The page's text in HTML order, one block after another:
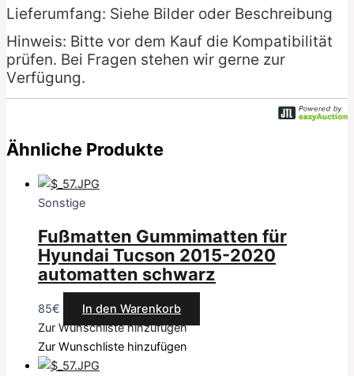
Lieferumfang: Siehe Bilder oder Beschreibung
Hinweis: Bitte vor dem Kauf die Kompatibilität
prüfen. Bei Fragen stehen wir gerne zur
Verfügung.
Ähnliche Produkte
Sonstige
Fußmatten Gummimatten für
Hyundai Tucson 2015-2020
automatten schwarz
85€
In den Warenkorb
Zur Wunschliste hinzufügen
Zur Wunschliste hinzufügen